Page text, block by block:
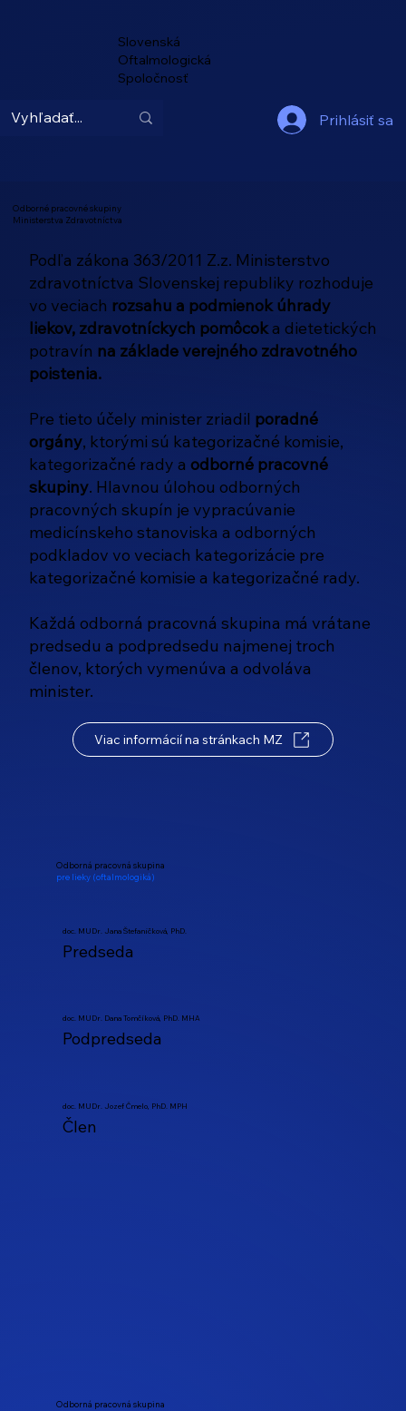
Slovenská
Oftalmologická
Spoločnosť
Prihlásiť sa
Odborné pracovné skupiny
Ministerstva Zdravotníctva
Podľa zákona 363/2011 Z.z. Ministerstvo
zdravotníctva Slovenskej republiky rozhoduje
vo veciach rozsahu a podmienok úhrady
liekov, zdravotníckych pomôcoka dietetických
potravín na základe verejného zdravotného
poistenia.
Pre tieto účely minister zriadil poradné
orgány, ktorými sú kategorizačné komisie,
kategorizačné rady a odborné pracovné
skupiny. Hlavnou úlohou odborných
pracovných skupín je vypracúvanie
medicínskeho stanoviska a odborných
podkladov vo veciach kategorizácie pre
kategorizačné komisie a kategorizačné rady.
Každá odborná pracovná skupina má vrátane
predsedu a podpredsedu najmenej troch
členov, ktorých vymenúva a odvoláva
minister.
Viac informácií na stránkach MZ
Odborná pracovná skupina
pre lieky (oftalmologiká)
doc. MUDr. Jana Štefaničková, PhD.
Predseda
doc. MUDr. Dana Tomčíková, PhD. MHA
Podpredseda
doc. MUDr. Jozef Čmelo, PhD. MPH
Člen
Odborná pracovná skupina